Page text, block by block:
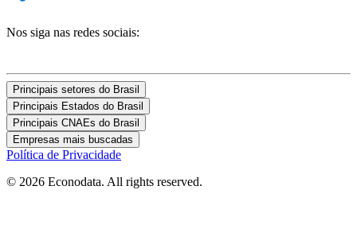
Nos siga nas redes sociais:
Principais setores do Brasil
Principais Estados do Brasil
Principais CNAEs do Brasil
Empresas mais buscadas
Política de Privacidade
© 2026 Econodata. All rights reserved.